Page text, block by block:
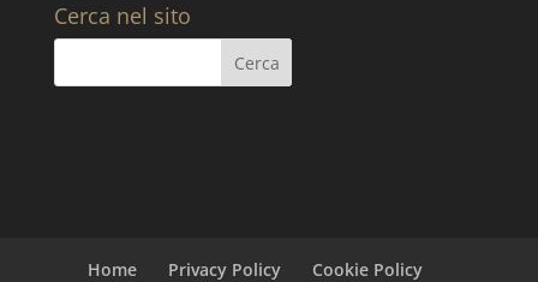
Cerca nel sito
Home Privacy Policy Cookie Policy